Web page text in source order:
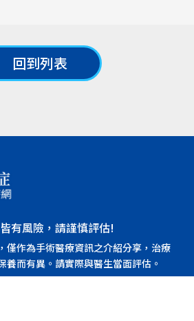
回到列表
有風險，請謹慎評估!
僅作為手術醫療資訊之介紹分享，治療
養而有異。請實際與醫生當面評估。